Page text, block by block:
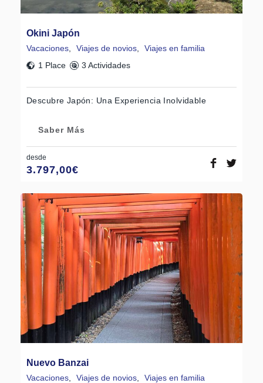
Okini Japón
Vacaciones Viajes de novios
Viajes en familia
1 Place
3 Actividades
Descubre Japón: Una Experiencia Inolvidable
Saber Más
desde
3.797,00€
Nuevo Banzai
Vacaciones Viajes de novios
Viajes en familia